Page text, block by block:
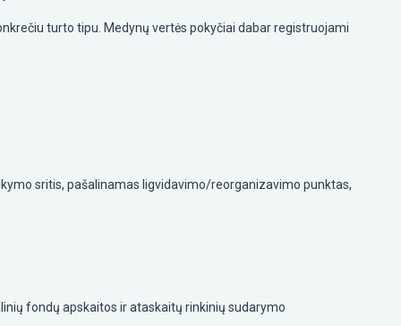
turto tipu. Medynų vertės pokyčiai dabar registruojami
sritis, pašalinamas ligvidavimo/reorganizavimo punktas,
fondų apskaitos ir ataskaitų rinkinių sudarymo